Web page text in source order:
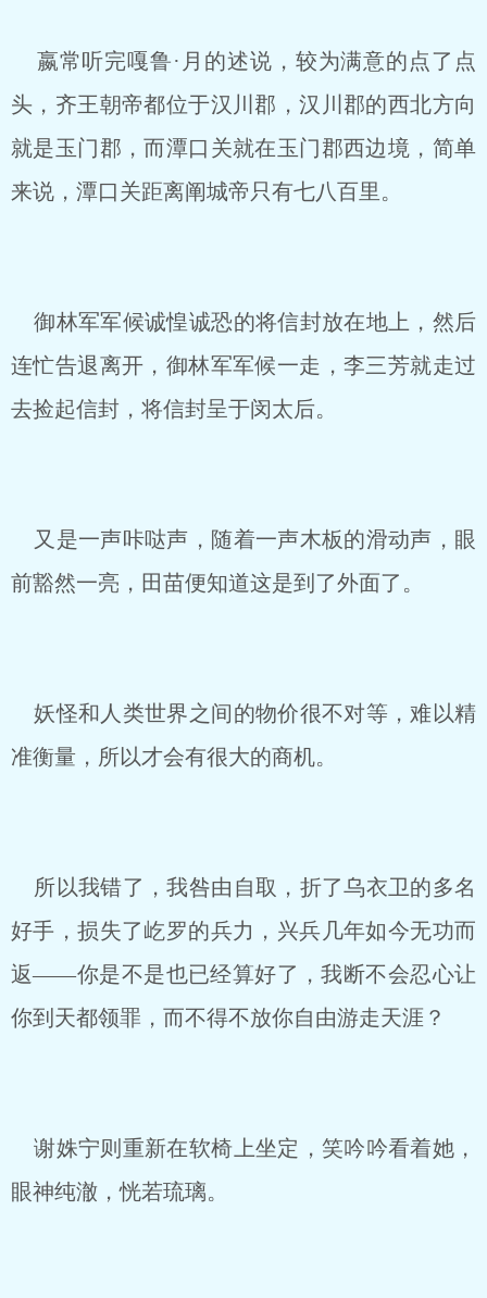
嬴常听完嘎鲁·月的述说，较为满意的点了点
头，齐王朝帝都位于汉川郡，汉川郡的西北方向
就是玉门郡，而潭口关就在玉门郡西边境，简单
来说，潭口关距离阐城帝只有七八百里。
御林军军候诚惶诚恐的将信封放在地上，然后
连忙告退离开，御林军军候一走，李三芳就走过
去捡起信封，将信封呈于闵太后。
又是一声咔哒声，随着一声木板的滑动声，眼
前豁然一亮，田苗便知道这是到了外面了。
妖怪和人类世界之间的物价很不对等，难以精
准衡量，所以才会有很大的商机。
所以我错了，我咎由自取，折了乌衣卫的多名
好手，损失了屹罗的兵力，兴兵几年如今无功而
返——你是不是也已经算好了，我断不会忍心让
你到天都领罪，而不得不放你自由游走天涯？
谢姝宁则重新在软椅上坐定，笑吟吟看着她，
眼神纯澈，恍若琉璃。